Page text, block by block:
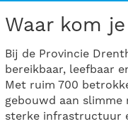
Waar kom
Bij de Provincie
bereikbaar, leefbaar
Met ruim 700
gebouwd aan
sterke infrastructuur